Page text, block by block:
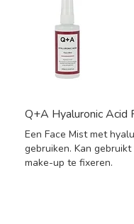
Q+A Hyaluronic Acid
Een Face Mist met
gebruiken. Kan
make-up te fixeren.